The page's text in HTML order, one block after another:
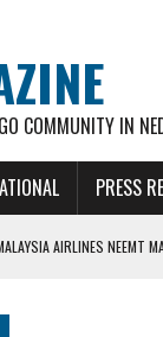
COMMUNITY IN
PRESS
AIRLINES NEEMT